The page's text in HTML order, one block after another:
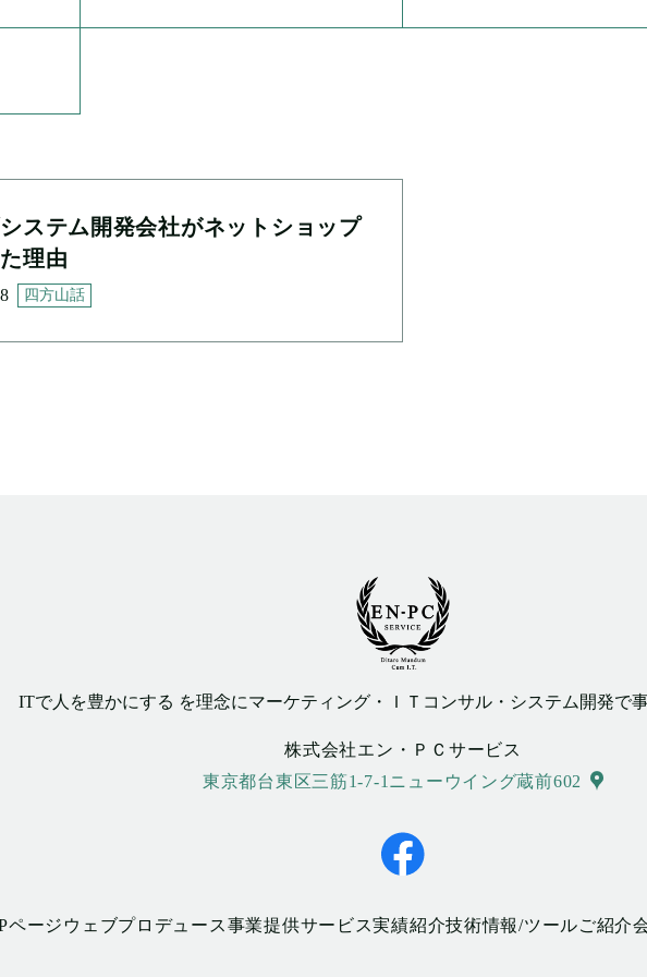
ステム開発会社がネットショップ
理由
四方山話
ITで人を豊かにする を理念にマーケティング・ＩＴコンサル・システム開発で
株式会社エン・ＰＣサービス
東京都台東区三筋1-7-1ニューウイング蔵前602
ページ ウェブプロデュース事業提供サービス実績紹介技術情報/ツールご紹介